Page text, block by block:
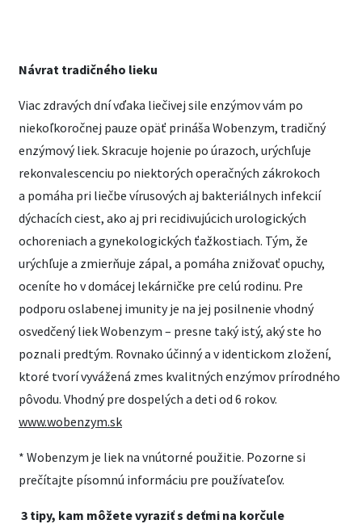
Návrat tradičného lieku
Viac zdravých dní vďaka liečivej sile enzýmov vám po
niekoľkoročnej pauze opäť prináša Wobenzym, tradičný
enzýmový liek. Skracuje hojenie po úrazoch, urýchľuje
rekonvalescenciu po niektorých operačných zákrokoch
a pomáha pri liečbe vírusových aj bakteriálnych infekcií
dýchacích ciest, ako aj pri recidivujúcich urologických
ochoreniach a gynekologických ťažkostiach. Tým, že
urýchľuje a zmierňuje zápal, a pomáha znižovať opuchy,
oceníte ho v domácej lekárničke pre celú rodinu. Pre
podporu oslabenej imunity je na jej posilnenie vhodný
osvedčený liek Wobenzym – presne taký istý, aký ste ho
poznali predtým. Rovnako účinný a v identickom zložení,
ktoré tvorí vyvážená zmes kvalitných enzýmov prírodného
pôvodu. Vhodný pre dospelých a deti od 6 rokov.
www.wobenzym.sk
* Wobenzym je liek na vnútorné použitie. Pozorne si
prečítajte písomnú informáciu pre používateľov.
3 tipy, kam môžete vyraziť s deťmi na korčule